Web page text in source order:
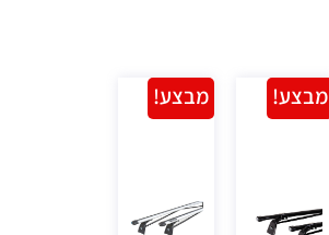
מבצע! מבצע!